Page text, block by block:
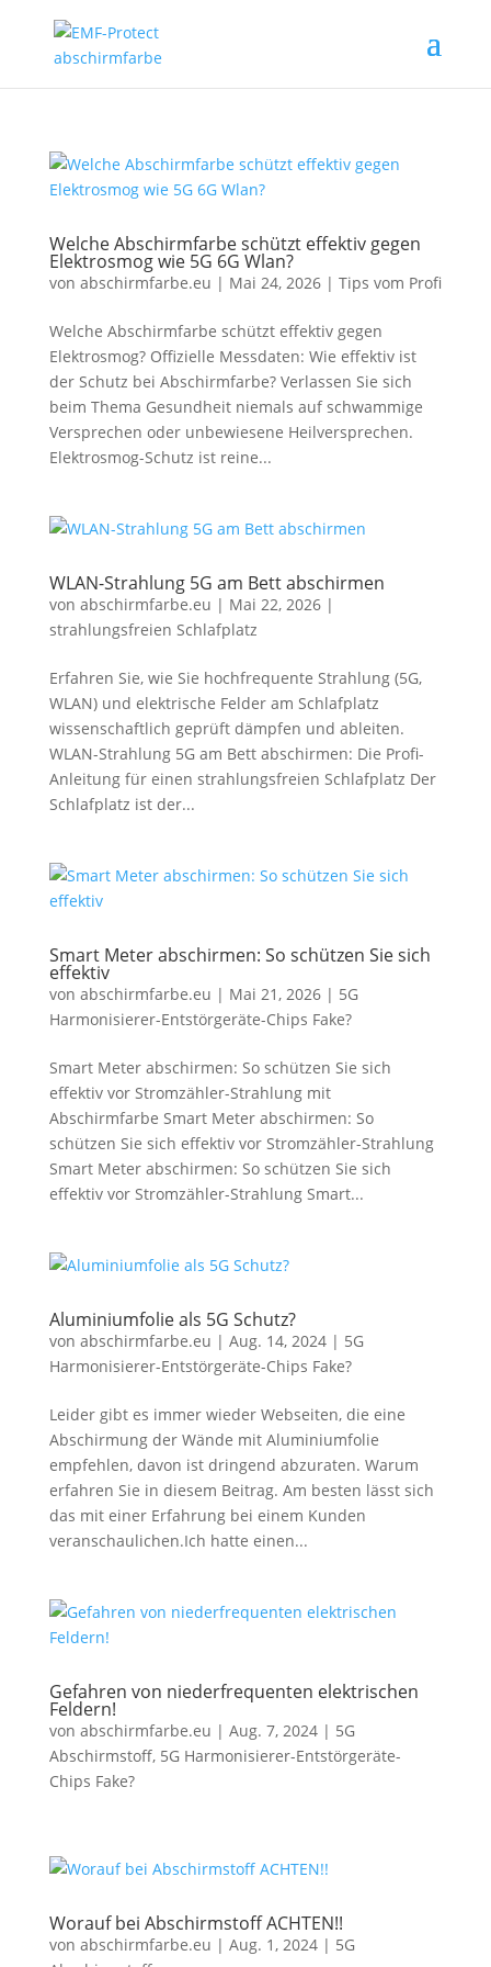
Welche Abschirmfarbe schützt effektiv gegen
Elektrosmog wie 5G 6G Wlan?
von abschirmfarbe.eu | Mai 24, 2026| Tips vom Profi
Welche Abschirmfarbe schützt effektiv gegen
Elektrosmog? Offizielle Messdaten: Wie effektiv ist
der Schutz bei Abschirmfarbe? Verlassen Sie sich
beim Thema Gesundheit niemals auf schwammige
Versprechen oder unbewiesene Heilversprechen.
Elektrosmog-Schutz ist reine...
WLAN-Strahlung 5G am Bett abschirmen
von abschirmfarbe.eu | Mai 22, 2026|
strahlungsfreien Schlafplatz
Erfahren Sie, wie Sie hochfrequente Strahlung (5G,
WLAN) und elektrische Felder am Schlafplatz
wissenschaftlich geprüft dämpfen und ableiten.
WLAN-Strahlung 5G am Bett abschirmen: Die Profi-
Anleitung für einen strahlungsfreien Schlafplatz Der
Schlafplatz ist der...
Smart Meter abschirmen: So schützen Sie sich
effektiv
von abschirmfarbe.eu | Mai 21, 2026| 5G
Harmonisierer-Entstörgeräte-Chips Fake?
Smart Meter abschirmen: So schützen Sie sich
effektiv vor Stromzähler-Strahlung mit
Abschirmfarbe Smart Meter abschirmen: So
schützen Sie sich effektiv vor Stromzähler-Strahlung
Smart Meter abschirmen: So schützen Sie sich
effektiv vor Stromzähler-Strahlung Smart...
Aluminiumfolie als 5G Schutz?
von abschirmfarbe.eu | Aug. 14, 2024| 5G
Harmonisierer-Entstörgeräte-Chips Fake?
Leider gibt es immer wieder Webseiten, die eine
Abschirmung der Wände mit Aluminiumfolie
empfehlen, davon ist dringend abzuraten. Warum
erfahren Sie in diesem Beitrag. Am besten lässt sich
das mit einer Erfahrung bei einem Kunden
veranschaulichen.Ich hatte einen...
Gefahren von niederfrequenten elektrischen
Feldern!
von abschirmfarbe.eu | Aug. 7, 2024| 5G
Abschirmstoff, 5G Harmonisierer-Entstörgeräte-
Chips Fake?
Worauf bei Abschirmstoff ACHTEN!!
von abschirmfarbe.eu | Aug. 1, 2024| 5G